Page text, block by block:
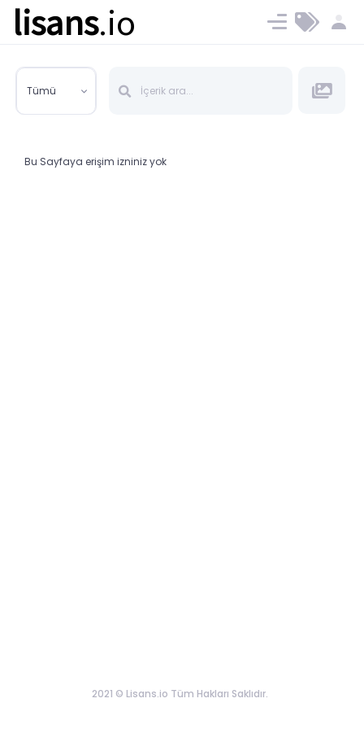
lisans.io Ücret ve Planlar
Tümü
Bu Sayfaya erişim izniniz yok
2021 © Lisans.io Tüm Hakları Saklıdır.